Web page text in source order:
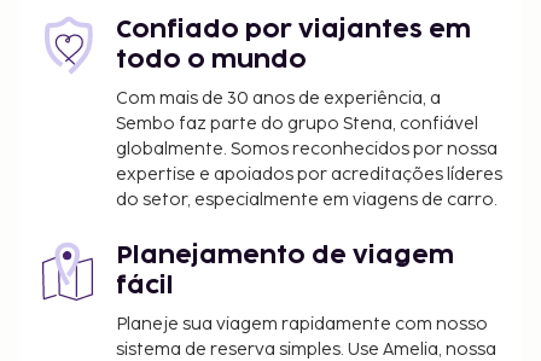
alojamento e por dia
Incluímos todas as taxas que o alojamento nos
comunicou.
A piscina sazonal estará aberta de 15 de maio a
15 de agosto.
Confiado por viajantes em
todo o mundo
Com mais de 30 anos de experiência, a
Sembo faz parte do grupo Stena, confiável
globalmente. Somos reconhecidos por nossa
expertise e apoiados por acreditações líderes
do setor, especialmente em viagens de carro.
Planejamento de viagem
fácil
Planeje sua viagem rapidamente com nosso
sistema de reserva simples. Use Amelia, nossa